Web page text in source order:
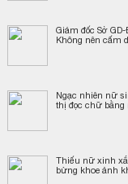
Giám đốc Sở
Không nên cấm
Ngạc nhiên nữ
thị đọc chữ bằng
Thiếu nữ xinh
bừng khoe ảnh